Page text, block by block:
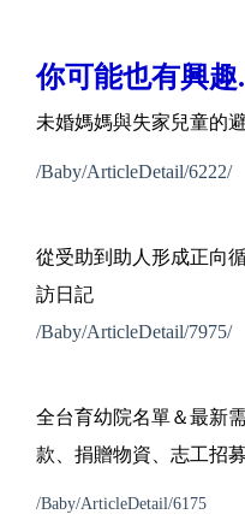
你可能也有興趣
未婚媽媽與失家兒童的
/Baby/ArticleDetail/6222/
從受助到助人形成正向
訪日記
/Baby/ArticleDetail/7975/
全台育幼院名單＆最新
款、捐贈物資、志工招募
/Baby/ArticleDetail/6175